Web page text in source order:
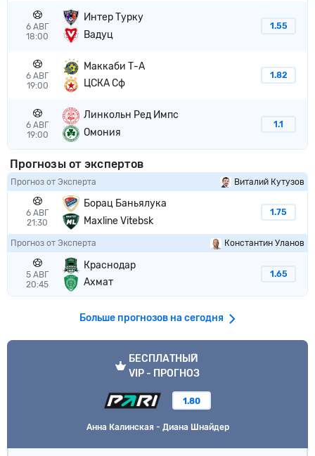
6 АВГ
18:00
Интер Турку
Вадуц
1.55
6 АВГ
19:00
Маккаби Т-А
ЦСКА Сф
1.82
6 АВГ
19:00
Линкольн Ред Импс
Омония
1.1
Прогнозы от экспертов
Прогноз от Эксперта Виталий Кутузов
6 АВГ
21:30
Борац Баньялука
Maxline Vitebsk
1.75
Прогноз от Эксперта Константин Уланов
5 АВГ
20:45
Краснодар
Ахмат
1.65
Больше прогнозов на сегодня
VIP прогноз
БЕСПЛАТНЫЙ
VIP - ПРОГНОЗ
1.80
Анна Калинская - Диана Шнайдер